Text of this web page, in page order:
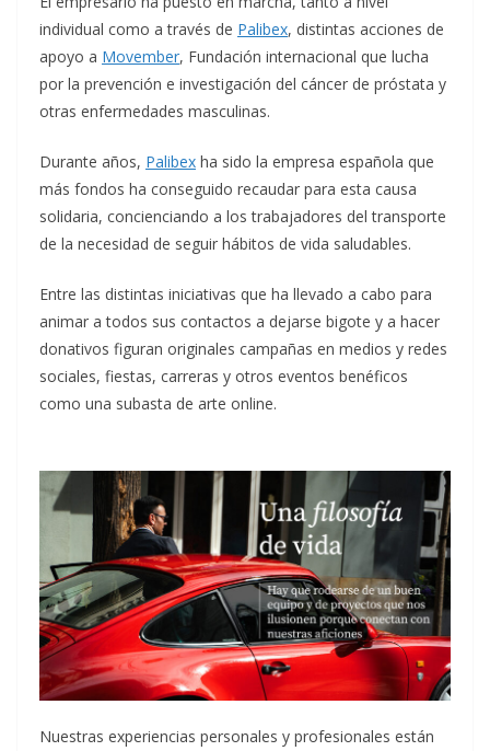
individual como a través de Palibex, distintas acciones de
apoyo a Movember, Fundación internacional que lucha
por la prevención e investigación del cáncer de próstata y
otras enfermedades masculinas.
Durante años, Palibex ha sido la empresa española que
más fondos ha conseguido recaudar para esta causa
solidaria, concienciando a los trabajadores del transporte
de la necesidad de seguir hábitos de vida saludables.
Entre las distintas iniciativas que ha llevado a cabo para
animar a todos sus contactos a dejarse bigote y a hacer
donativos figuran originales campañas en medios y redes
sociales, fiestas, carreras y otros eventos benéficos
como una subasta de arte online.
Nuestras experiencias personales y profesionales están